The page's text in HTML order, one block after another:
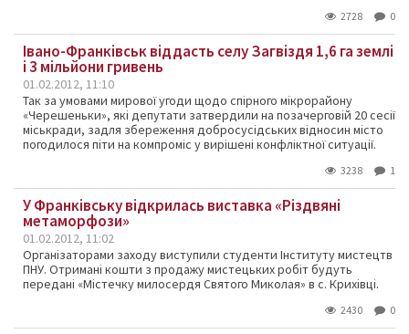
2728 0
Івано-Франківськ віддасть селу Загвіздя 1,6 га землі
і 3 мільйони гривень
01.02.2012, 11:10
Так за умовами мирової угоди щодо спірного мікрорайону
«Черешеньки», які депутати затвердили на позачерговій 20 сесії
міськради, задля збереження добросусідських відносин місто
погодилося піти на компроміс у вирішені конфліктної ситуації.
3238 1
У Франківську відкрилась виставка «Різдвяні
метаморфози»
01.02.2012, 11:02
Організаторами заходу виступили студенти Інституту мистецтв
ПНУ. Отримані кошти з продажу мистецьких робіт будуть
передані «Містечку милосердя Святого Миколая» в с. Крихівці.
2430 0